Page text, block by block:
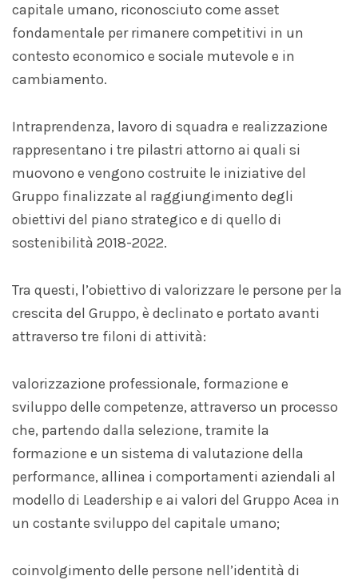
capitale umano, riconosciuto come asset
fondamentale per rimanere competitivi in un
contesto economico e sociale mutevole e in
cambiamento.
Intraprendenza, lavoro di squadra e realizzazione
rappresentano i tre pilastri attorno ai quali si
muovono e vengono costruite le iniziative del
Gruppo finalizzate al raggiungimento degli
obiettivi del piano strategico e di quello di
sostenibilità 2018-2022.
Tra questi, l’obiettivo di valorizzare le persone per la
crescita del Gruppo, è declinato e portato avanti
attraverso tre filoni di attività:
valorizzazione professionale, formazione e
sviluppo delle competenze, attraverso un processo
che, partendo dalla selezione, tramite la
formazione e un sistema di valutazione della
performance, allinea i comportamenti aziendali al
modello di Leadership e ai valori del Gruppo Acea in
un costante sviluppo del capitale umano;
coinvolgimento delle persone nell’identità di